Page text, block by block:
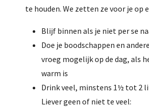
te houden. We zetten ze voor je op
Blijf binnen als je niet per se
Doe je boodschappen en
vroeg mogelijk op de dag, als
warm is
Drink veel, minstens 1½ tot 2
Liever geen of niet te veel: